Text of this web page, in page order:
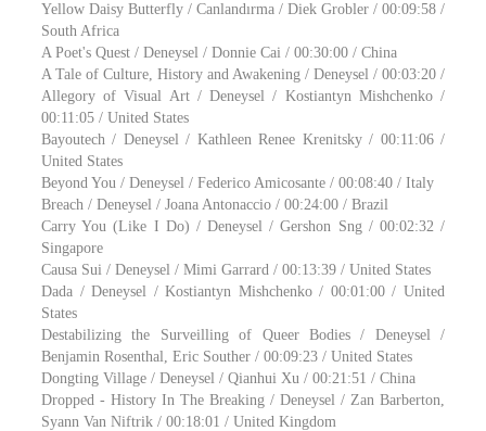
Yellow Daisy Butterfly / Canlandırma / Diek Grobler / 00:09:58 /
South Africa
A Poet's Quest / Deneysel / Donnie Cai / 00:30:00 / China
A Tale of Culture, History and Awakening / Deneysel / 00:03:20 /
Allegory of Visual Art / Deneysel / Kostiantyn Mishchenko /
00:11:05 / United States
Bayoutech / Deneysel / Kathleen Renee Krenitsky / 00:11:06 /
United States
Beyond You / Deneysel / Federico Amicosante / 00:08:40 / Italy
Breach / Deneysel / Joana Antonaccio / 00:24:00 / Brazil
Carry You (Like I Do) / Deneysel / Gershon Sng / 00:02:32 /
Singapore
Causa Sui / Deneysel / Mimi Garrard / 00:13:39 / United States
Dada / Deneysel / Kostiantyn Mishchenko / 00:01:00 / United
States
Destabilizing the Surveilling of Queer Bodies / Deneysel /
Benjamin Rosenthal, Eric Souther / 00:09:23 / United States
Dongting Village / Deneysel / Qianhui Xu / 00:21:51 / China
Dropped - History In The Breaking / Deneysel / Zan Barberton,
Syann Van Niftrik / 00:18:01 / United Kingdom